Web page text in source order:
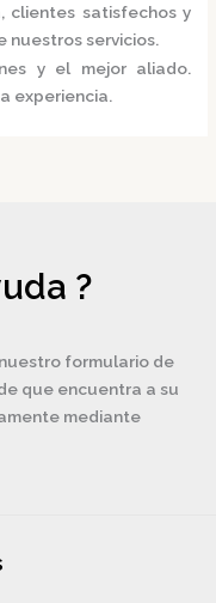
clientes satisfechos y
nuestros servicios.
y el mejor aliado.
experiencia.
?
formulario de
que encuentra a su
mediante